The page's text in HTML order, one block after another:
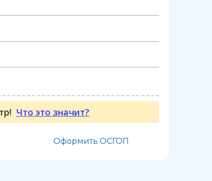
Что это значит?
Оформить ОСГОП